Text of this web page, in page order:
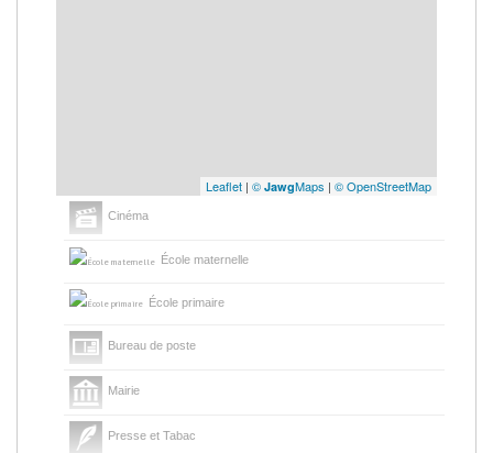
Leaflet | © JawgMaps | © OpenStreetMap
Cinéma
École maternelle
École primaire
Bureau de poste
Mairie
Presse et Tabac